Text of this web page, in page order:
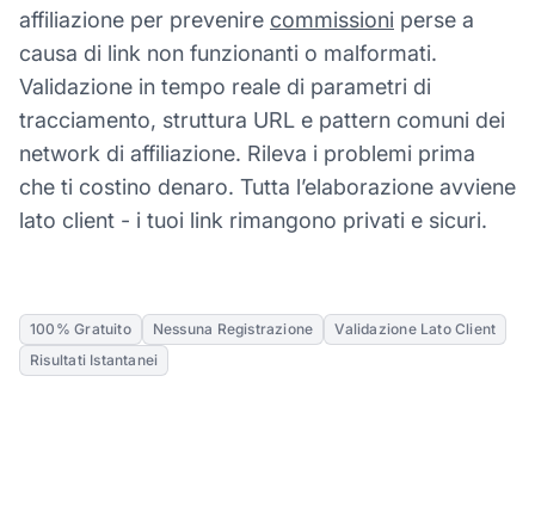
affiliazione per prevenire commissioni perse a
causa di link non funzionanti o malformati.
Validazione in tempo reale di parametri di
tracciamento, struttura URL e pattern comuni dei
network di affiliazione. Rileva i problemi prima
che ti costino denaro. Tutta l’elaborazione avviene
lato client - i tuoi link rimangono privati e sicuri.
100% Gratuito Nessuna Registrazione
Validazione Lato Client
Risultati Istantanei